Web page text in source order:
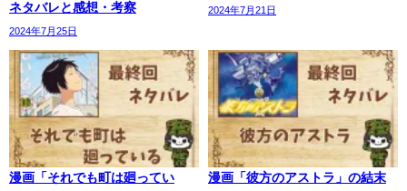
ネタバレと感想・考察
2024年7月25日
2024年7月21日
漫画「それでも町は廻ってい
漫画「彼方のアストラ」の結末